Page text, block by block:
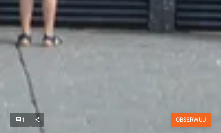
1 OBSERWUJ